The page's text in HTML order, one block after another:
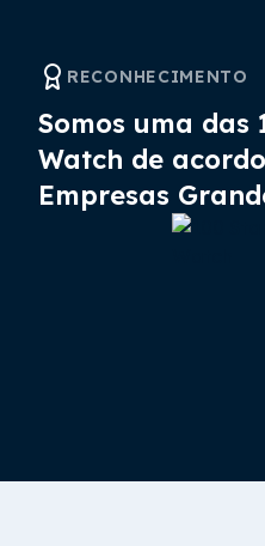
RECONHECIMENTO
Somos uma das
Watch de
Empresas